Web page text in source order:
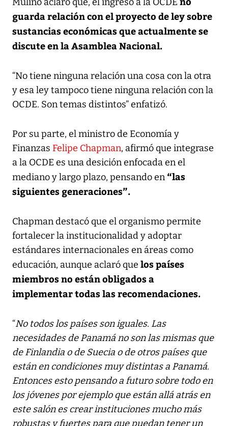
guarda relación con el proyecto de ley sobre
sustancias económicas que actualmente se
discute en la Asamblea Nacional.
“No tiene ninguna relación una cosa con la otra
y esa ley tampoco tiene ninguna relación con la
OCDE. Son temas distintos” enfatizó.
Por su parte, el ministro de Economía y
Finanzas Felipe Chapman, afirmó que integrase
a la OCDE es una desición enfocada en el
mediano y largo plazo, pensando en “las
siguientes generaciones”.
Chapman destacó que el organismo permite
fortalecer la institucionalidad y adoptar
estándares internacionales en áreas como
educación, aunque aclaró que los países
miembros no están obligados a
implementar todas las recomendaciones.
“No todos los países son iguales. Las
necesidades de Panamá no son las mismas que
de Finlandia o de Suecia o de otros países que
están en condiciones muy distintas a Panamá.
Entonces esto pensando a futuro sobre todo en
los jóvenes por ejemplo que están allá atrás en
este salón es crear instituciones mucho más
robustas y fuertes para que puedan tener un